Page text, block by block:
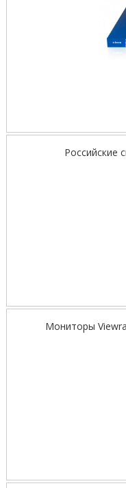
Российские
Мониторы